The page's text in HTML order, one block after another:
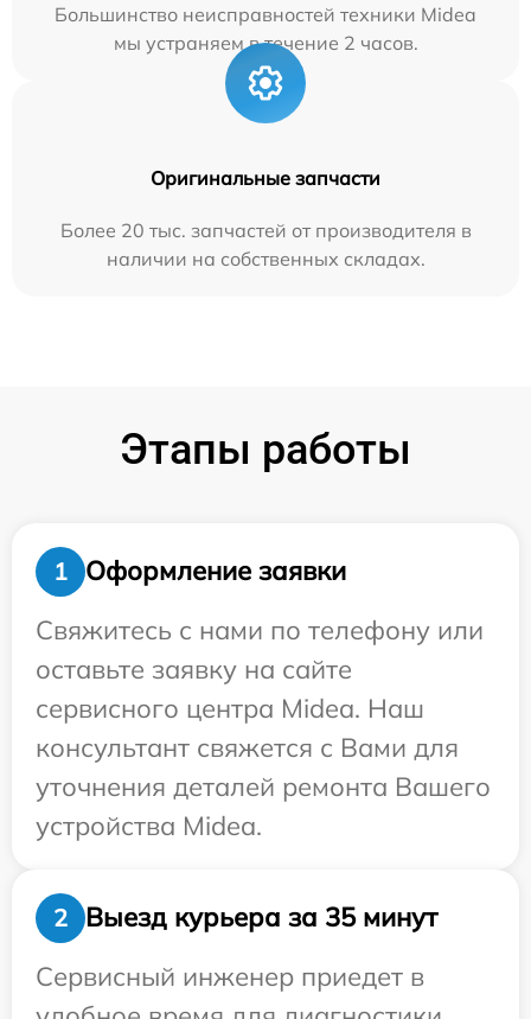
Большинство неисправностей техники Midea
мы устраняем в течение 2 часов.
Оригинальные запчасти
Более 20 тыс. запчастей от производителя в
наличии на собственных складах.
Этапы работы
1
Оформление заявки
Свяжитесь с нами по телефону или
оставьте заявку на сайте
сервисного центра Midea. Наш
консультант свяжется с Вами для
уточнения деталей ремонта Вашего
устройства Midea.
2
Выезд курьера за 35 минут
Сервисный инженер приедет в